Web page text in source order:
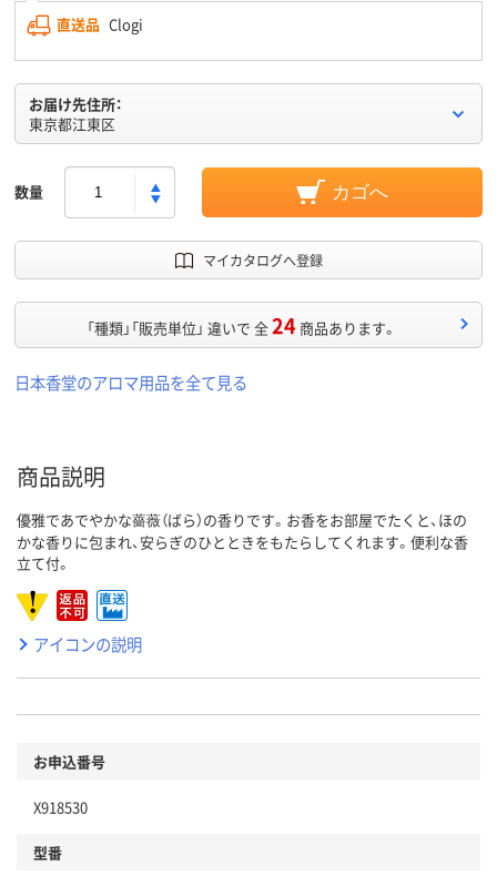
直送品 Clogi
お届け先住所：
東京都江東区
数量 カゴへ
マイカタログへ登録
「種類」「販売単位」 違いで 全24 商品あります。
日本香堂のアロマ用品を全て見る
商品説明
優雅であでやかな薔薇（ばら）の香りです。お香をお部屋でたくと、ほの
かな香りに包まれ、安らぎのひとときをもたらしてくれます。便利な香
立て付。
アイコンの説明
お申込番号
X918530
型番